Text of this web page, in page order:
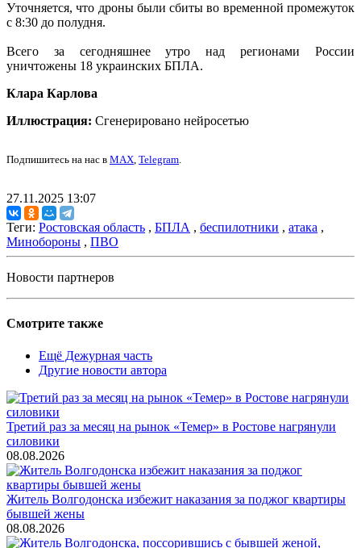
Уточняется, что дроны были сбиты во временной промежуток
с 8:30 до полудня.
Всего за сегодняшнее утро над регионами России
уничтожены 18 украинских БПЛА.
Клара Карлова
Иллюстрация: Сгенерировано нейросетью
Подпишитесь на нас в MAX, Telegram.
27.11.2025 13:07
Теги: Ростовская область , БПЛА , беспилотники , атака ,
Минобороны , ПВО
Новости партнеров
Смотрите также
Ещё Дежурная часть
Другие новости автора
Третий раз за месяц на рынок «Темер» в Ростове нагрянули
силовики
08.08.2026
Житель Волгодонска избежит наказания за поджог квартиры
бывшей жены
08.08.2026